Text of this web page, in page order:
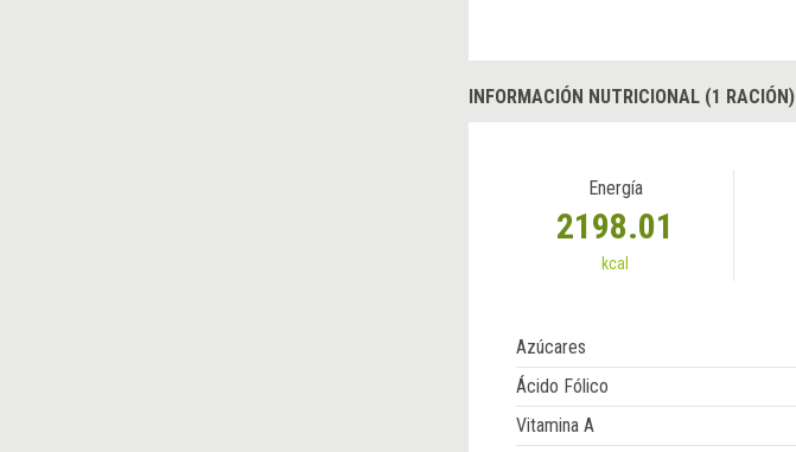
INFORMACIÓN NUTRICIONAL (1 RACIÓN)
Energía
2198.01
kcal
Azúcares
Ácido Fólico
Vitamina A